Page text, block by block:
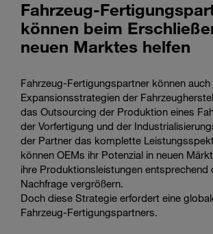
Fahrzeug-
können beim
neuen Marktes helfen
Fahrzeug-Fertigungspartner können auch
Expansionsstrategien der
das Outsourcing der Produktion eines
der Vorfertigung und der
der Partner das komplette
können OEMs ihr Potenzial in neuen
ihre Produktionsleistungen entsprechend
Nachfrage vergrößern.
Doch diese Strategie erfordert eine
Fahrzeug-Fertigungspartners.